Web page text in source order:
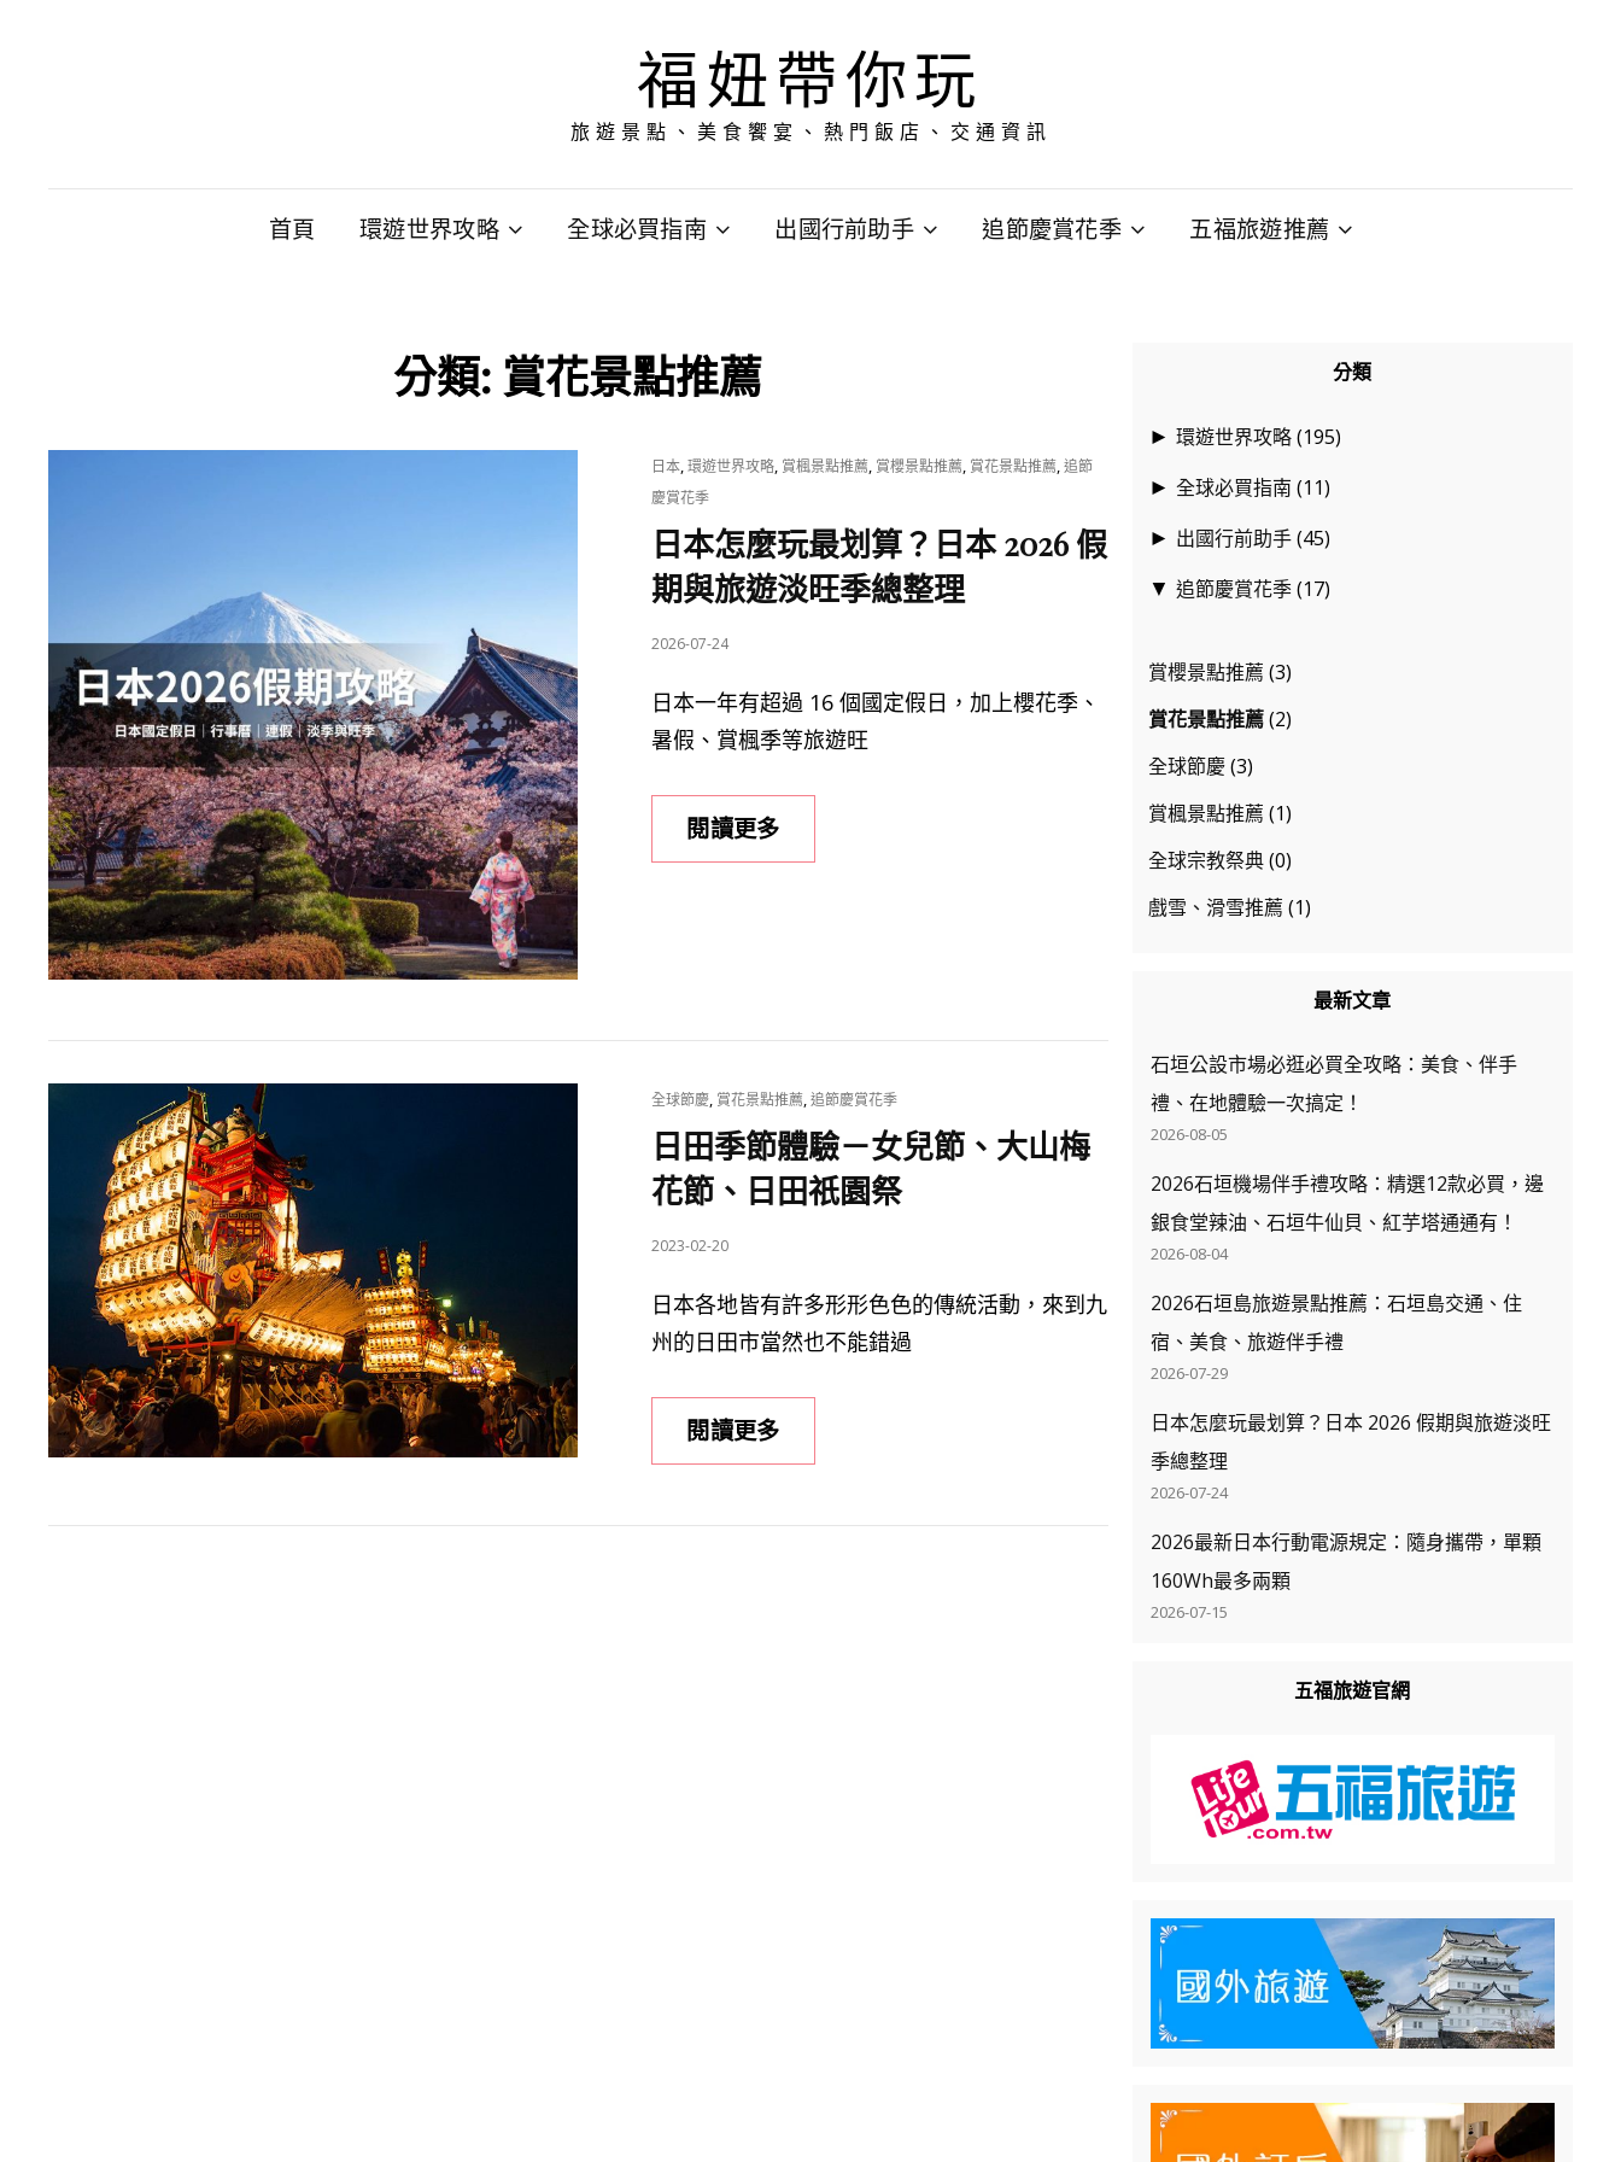
福妞帶你玩
旅遊景點、美食饗宴、熱門飯店、交通資訊
首頁 環遊世界攻略 全球必買指南 出國行前助手 追節慶賞花季 五福旅遊推薦
分類: 賞花景點推薦
CAT
LINKS
日本,環遊世界攻略, 賞楓景點推薦, 賞櫻景點推薦, 賞花景點推薦,追節
慶賞花季
日本怎麼玩最划算？日本 2026 假
期與旅遊淡旺季總整理
POSTED
2026-07-24
日本一年有超過 16 個國定假日，加上櫻花季、
暑假、賞楓季等旅遊旺
閱讀更多日
本
日
本
2026
假
旅
遊
旺
季
總
理
CAT
LINKS
全球節慶, 賞花景點推薦,追節慶賞花季
日田季節體驗－女兒節、大山梅
花節、日田祇園祭
POSTED
2023-02-20
日本各地皆有許多形形色色的傳統活動，來到九
州的日田市當然也不能錯過
閱讀更多日
田
節
分類
► 環遊世界攻略(195)
► 全球必買指南 (11)
► 出國行前助手(45)
▼ 追節慶賞花季(17)
賞櫻景點推薦 (3)
賞花景點推薦(2)
全球節慶(3)
賞楓景點推薦 (1)
全球宗教祭典(0)
戲雪、滑雪推薦 (1)
最新文章
石垣公設市場必逛必買全攻略：美食、伴手
禮、在地體驗一次搞定！
2026-08-05
2026石垣機場伴手禮攻略：精選12款必買，邊
銀食堂辣油、石垣牛仙貝、紅芋塔通通有！
2026-08-04
2026石垣島旅遊景點推薦：石垣島交通、住
宿、美食、旅遊伴手禮
2026-07-29
日本怎麼玩最划算？日本 2026 假期與旅遊淡旺
季總整理
2026-07-24
2026最新日本行動電源規定：隨身攜帶，單顆
160Wh最多兩顆
2026-07-15
五福旅遊官網